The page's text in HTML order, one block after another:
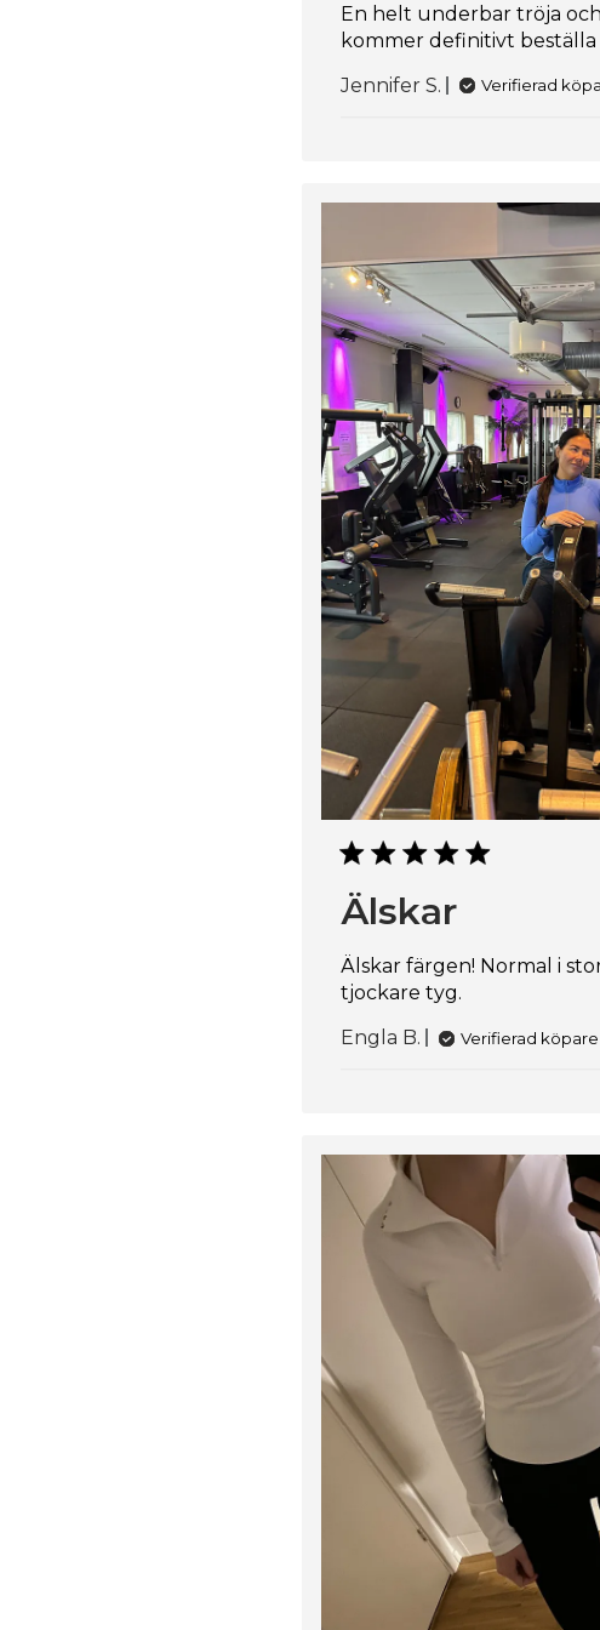
En helt underbar tröja
kommer definitivt beställa
Jennifer S.
Verifierad
Älskar
Älskar färgen! Normal i
tjockare tyg.
Engla B.
Verifierad köpare